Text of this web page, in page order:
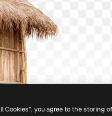
Central de
confiabilidade
Afiliados
Empresas
Vender
Sala de
Cookies”, you agree to the storing